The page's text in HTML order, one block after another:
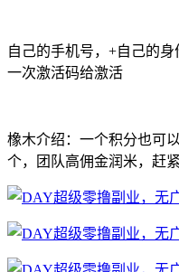
自己的手机号，+自己的
一次激活码给激活
橡木介绍：一个积分也可
个，团队高佣金润米，赶紧